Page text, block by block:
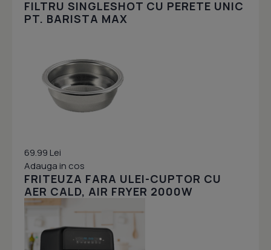
FILTRU SINGLESHOT CU PERETE UNIC
PT. BARISTA MAX
69.99 Lei
Adauga in cos
FRITEUZA FARA ULEI-CUPTOR CU
AER CALD, AIR FRYER 2000W